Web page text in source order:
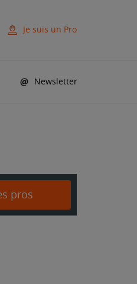
Je suis un Pro
Newsletter
pros